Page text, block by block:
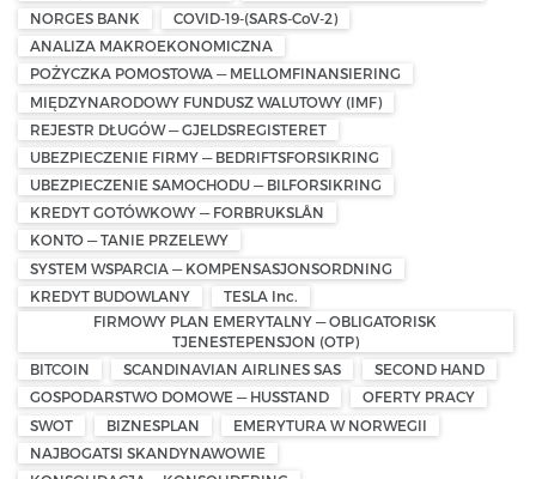
NORGES BANK
COVID-19-(SARS-CoV-2)
ANALIZA MAKROEKONOMICZNA
POŻYCZKA POMOSTOWA — MELLOMFINANSIERING
MIĘDZYNARODOWY FUNDUSZ WALUTOWY (IMF)
REJESTR DŁUGÓW — GJELDSREGISTERET
UBEZPIECZENIE FIRMY — BEDRIFTSFORSIKRING
UBEZPIECZENIE SAMOCHODU — BILFORSIKRING
KREDYT GOTÓWKOWY — FORBRUKSLÅN
KONTO — TANIE PRZELEWY
SYSTEM WSPARCIA — KOMPENSASJONSORDNING
KREDYT BUDOWLANY
TESLA Inc.
FIRMOWY PLAN EMERYTALNY — OBLIGATORISK
TJENESTEPENSJON (OTP)
BITCOIN
SCANDINAVIAN AIRLINES SAS
SECOND HAND
GOSPODARSTWO DOMOWE — HUSSTAND
OFERTY PRACY
SWOT
BIZNESPLAN
EMERYTURA W NORWEGII
NAJBOGATSI SKANDYNAWOWIE